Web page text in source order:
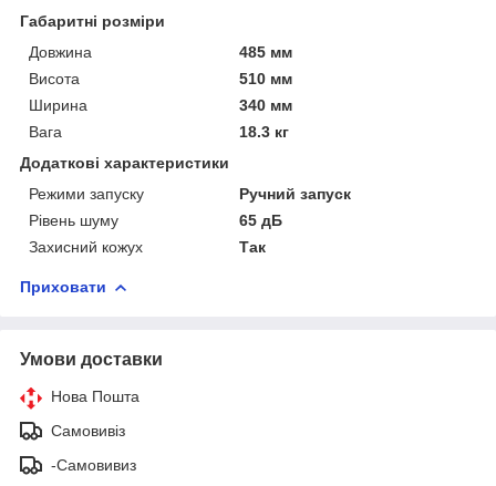
Габаритні розміри
Довжина
485 мм
Висота
510 мм
Ширина
340 мм
Вага
18.3 кг
Додаткові характеристики
Режими запуску
Ручний запуск
Рівень шуму
65 дБ
Захисний кожух
Так
Приховати
Умови доставки
Нова Пошта
Самовивіз
-Самовивиз